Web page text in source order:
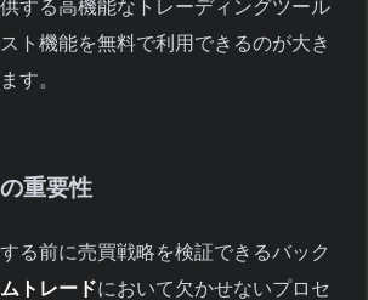
する高機能なトレーディングツール
ト機能を無料で利用できるのが大き
す。
重要性
る前に売買戦略を検証できるバック
トレードにおいて欠かせないプロセ